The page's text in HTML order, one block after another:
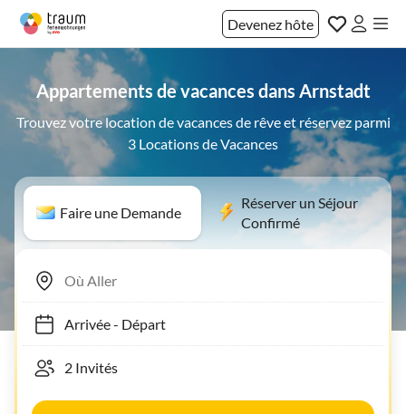
Devenez hôte
Appartements de vacances dans Arnstadt
Trouvez votre location de vacances de rêve et réservez parmi
3 Locations de Vacances
Faire une Demande
Réserver un Séjour
Confirmé
Arrivée- Départ